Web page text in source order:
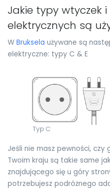
Jakie typy wtyczek
elektrycznych są
W Bruksela używane są
elektryczne: typy C & E
Jeśli nie masz pewności, czy
Twoim kraju są takie same
znajdującego się u góry
potrzebujesz podróżnego